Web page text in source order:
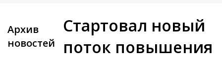
Архив
новостей
Стартовал новый
поток повышения